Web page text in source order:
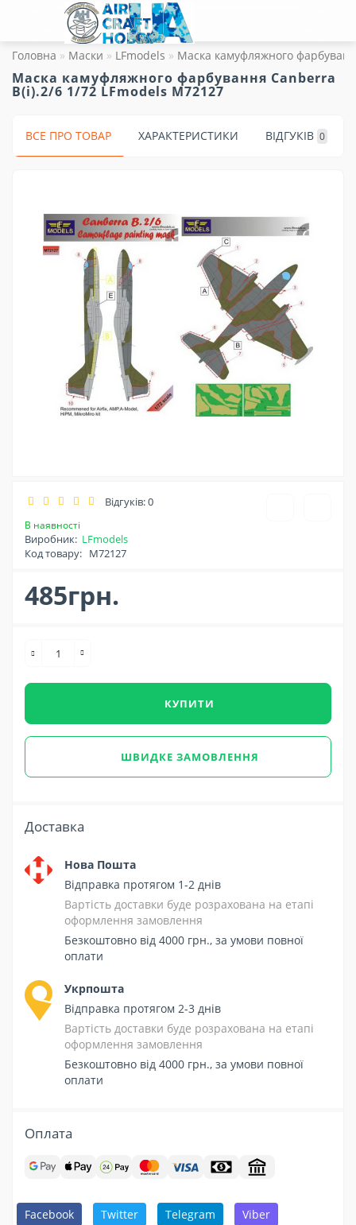
Головна Маски LFmodels Маска камуфляжного
Маска камуфляжного фарбування Canberra
B(i).2/6 1/72 LFmodels M72127
ВСЕ ПРО ТОВАР ХАРАКТЕРИСТИКИ ВІДГУКІВ 0
Відгуків: 0
В наявності
Виробник: LFmodels
Код товару: M72127
485грн.
КУПИТИ
ШВИДКЕ ЗАМОВЛЕННЯ
Доставка
Нова Пошта
Відправка протягом 1-2 днів
Вартість доставки буде розрахована на етапі
оформлення замовлення
Безкоштовно від 4000 грн., за умови повної
оплати
Укрпошта
Відправка протягом 2-3 днів
Вартість доставки буде розрахована на етапі
оформлення замовлення
Безкоштовно від 4000 грн., за умови повної
оплати
Оплата
Facebook Twitter Telegram Viber